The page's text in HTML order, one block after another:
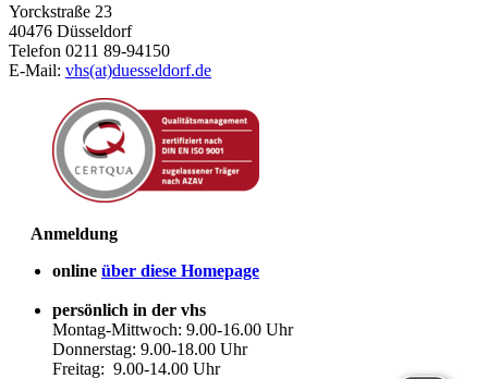
Yorckstraße 23
40476 Düsseldorf
Telefon 0211 89-94150
E-Mail: vhs(at)duesseldorf.de
Anmeldung
online über diese Homepage
persönlich in der vhs
Montag-Mittwoch: 9.00-16.00 Uhr
Donnerstag: 9.00-18.00 Uhr
Freitag: 9.00-14.00 Uhr